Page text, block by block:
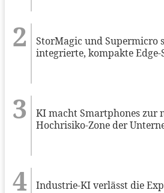
StorMagic und Supermicro
integrierte, kompakte Edge-
KI macht Smartphones zur
Hochrisiko-Zone der
Industrie-KI verlässt die